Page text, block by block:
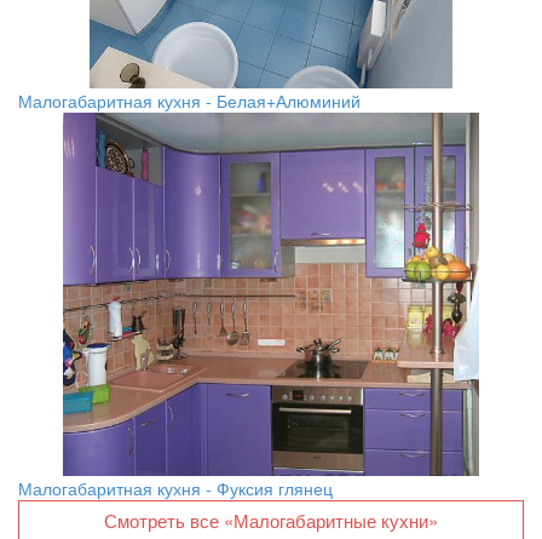
Малогабаритная кухня - Белая+Алюминий
Малогабаритная кухня - Фуксия глянец
Смотреть все «Малогабаритные кухни»